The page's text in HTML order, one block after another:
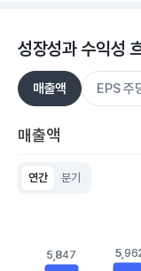
성장성과 수익성
매출액 EPS 주
매출액
연간 분기
The chart has 1 X
The chart has 1 Y
5,847
5,847